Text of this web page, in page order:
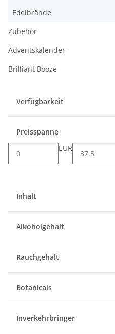
Edelbrände
Zubehör
Adventskalender
Brilliant Booze
Verfügbarkeit
Preisspanne
EUR
Inhalt
Alkoholgehalt
Rauchgehalt
Botanicals
Inverkehrbringer